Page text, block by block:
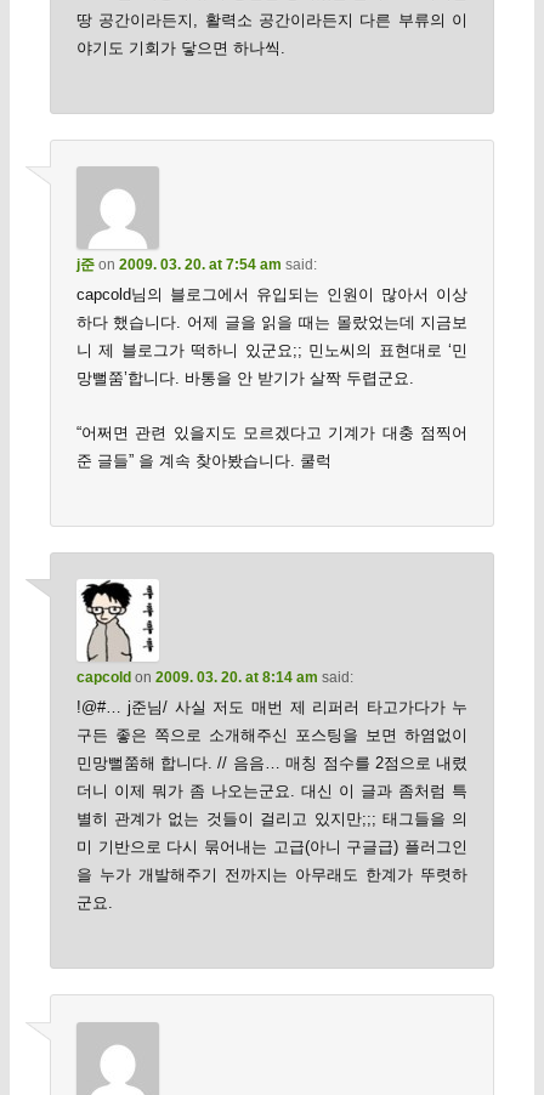
땅 공간이라든지, 활력소 공간이라든지 다른 부류의 이
야기도 기회가 닿으면 하나씩.
j준on 2009. 03. 20. at 7:54 am said:
capcold님의 블로그에서 유입되는 인원이 많아서 이상
하다 했습니다. 어제 글을 읽을 때는 몰랐었는데 지금보
니 제 블로그가 떡하니 있군요;; 민노씨의 표현대로 ‘민
망뻘쭘’합니다. 바통을 안 받기가 살짝 두렵군요.
“어쩌면 관련 있을지도 모르겠다고 기계가 대충 점찍어
준 글들” 을 계속 찾아봤습니다. 쿨럭
capcold on 2009. 03. 20. at 8:14 am said:
!@#… j준님/ 사실 저도 매번 제 리퍼러 타고가다가 누
구든 좋은 쪽으로 소개해주신 포스팅을 보면 하염없이
민망뻘쭘해 합니다. // 음음… 매칭 점수를 2점으로 내렸
더니 이제 뭐가 좀 나오는군요. 대신 이 글과 좀처럼 특
별히 관계가 없는 것들이 걸리고 있지만;;; 태그들을 의
미 기반으로 다시 묶어내는 고급(아니 구글급) 플러그인
을 누가 개발해주기 전까지는 아무래도 한계가 뚜렷하
군요.